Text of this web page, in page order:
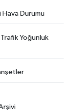
Hava Durumu
Yoğunluk